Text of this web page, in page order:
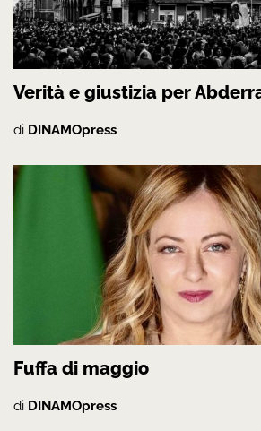
Verità e giustizia per
di DINAMOpress
Fuffa di maggio
di DINAMOpress